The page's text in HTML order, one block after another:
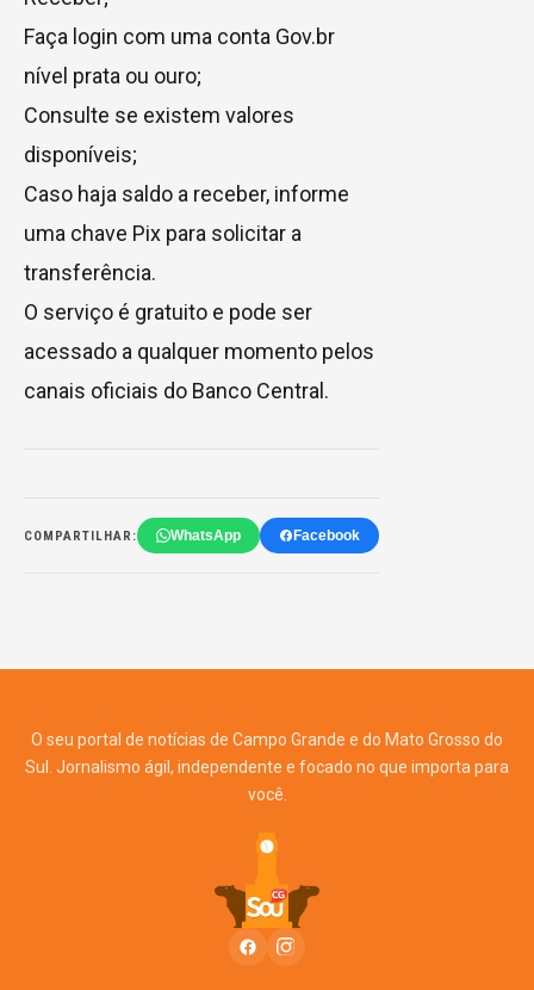
Faça login com uma conta Gov.br
nível prata ou ouro;
Consulte se existem valores
disponíveis;
Caso haja saldo a receber, informe
uma chave Pix para solicitar a
transferência.
O serviço é gratuito e pode ser
acessado a qualquer momento pelos
canais oficiais do Banco Central.
COMPARTILHAR: WhatsApp Facebook
O seu portal de notícias de Campo Grande e do Mato Grosso do
Sul. Jornalismo ágil, independente e focado no que importa para
você.